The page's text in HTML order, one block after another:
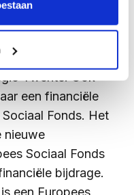
subsidie
Onderwijs en
Twente. Ook
een financiële
Fonds. Het
nieuwe
Sociaal Fonds
bijdrage.